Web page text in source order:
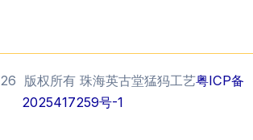
版权所有 珠海英古堂猛犸工艺粤ICP备
2025417259号-1